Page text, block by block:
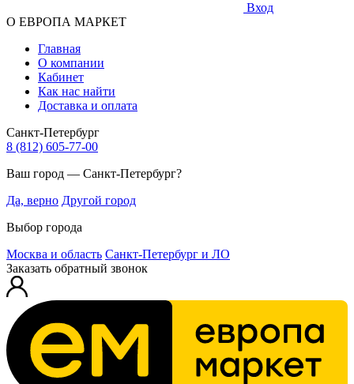
Вход
О ЕВРОПА МАРКЕТ
Главная
О компании
Кабинет
Как нас найти
Доставка и оплата
Санкт-Петербург
8 (812) 605-77-00
Ваш город — Санкт-Петербург?
Да, верно Другой город
Выбор города
Москва и область Санкт-Петербург и ЛО
Заказать обратный звонок